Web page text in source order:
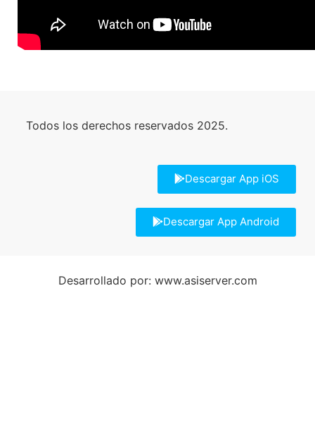
Todos los derechos reservados 2025.
Descargar App iOS
Descargar App Android
Desarrollado por: www.asiserver.com